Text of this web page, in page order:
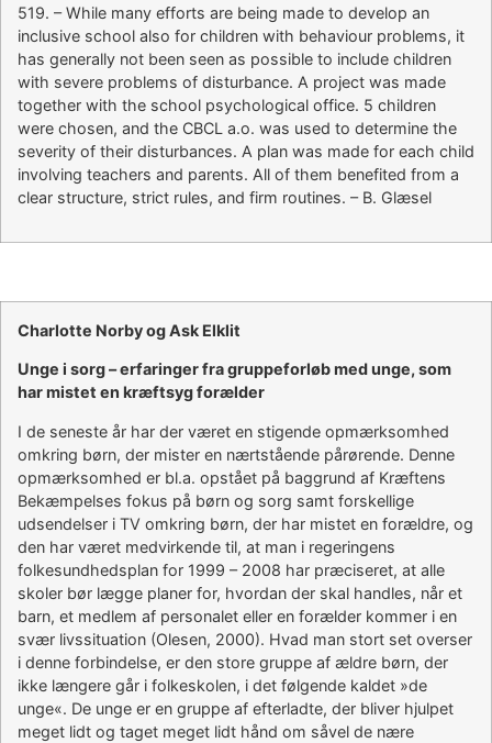
519. – While many efforts are being made to develop an
inclusive school also for children with behaviour problems, it
has generally not been seen as possible to include children
with severe problems of disturbance. A project was made
together with the school psychological office. 5 children
were chosen, and the CBCL a.o. was used to determine the
severity of their disturbances. A plan was made for each child
involving teachers and parents. All of them benefited from a
clear structure, strict rules, and firm routines. – B. Glæsel
Charlotte Norby og Ask Elklit
Unge i sorg – erfaringer fra gruppeforløb med unge, som
har mistet en kræftsyg forælder
I de seneste år har der været en stigende opmærksomhed
omkring børn, der mister en nærtstående pårørende. Denne
opmærksomhed er bl.a. opstået på baggrund af Kræftens
Bekæmpelses fokus på børn og sorg samt forskellige
udsendelser i TV omkring børn, der har mistet en forældre, og
den har været medvirkende til, at man i regeringens
folkesundhedsplan for 1999 – 2008 har præciseret, at alle
skoler bør lægge planer for, hvordan der skal handles, når et
barn, et medlem af personalet eller en forælder kommer i en
svær livssituation (Olesen, 2000). Hvad man stort set overser
i denne forbindelse, er den store gruppe af ældre børn, der
ikke længere går i folkeskolen, i det følgende kaldet »de
unge«. De unge er en gruppe af efterladte, der bliver hjulpet
meget lidt og taget meget lidt hånd om såvel de nære